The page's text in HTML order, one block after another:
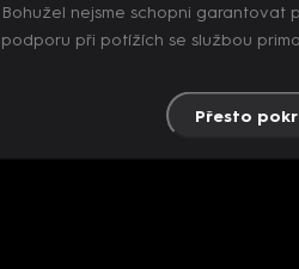
Bohužel nejsme schopni garantovat
podporu při potížích se službou
Přesto